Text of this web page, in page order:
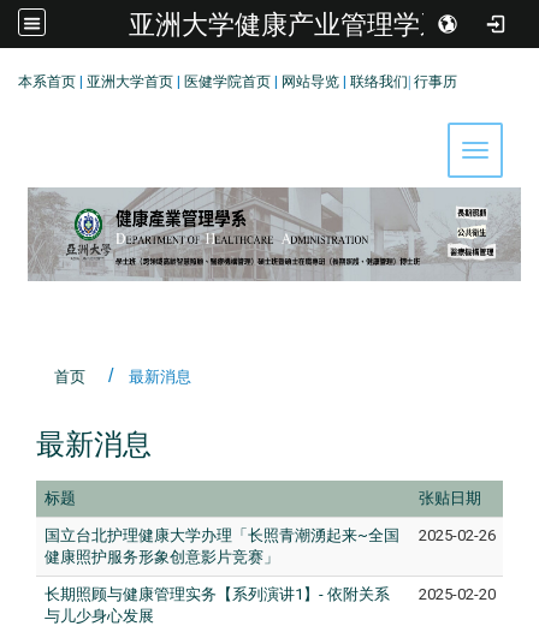
亚洲大学健康产业管理学系
本系首页 亚洲大学首页 医健学院首页 网站导览 联络我们 行事历
Toggle
首页 最新消息
最新消息
标题 张贴日期
国立台北护理健康大学办理「长照青潮湧起来~全国
健康照护服务形象创意影片竞赛」
2025-02-26
长期照顾与健康管理实务【系列演讲1】- 依附关系
与儿少身心发展
2025-02-20